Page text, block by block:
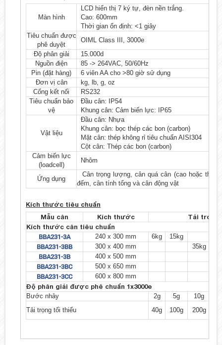
Màn hình
LCD hiển thị 7 ký tự, đèn nền trắng.
Cao: 600mm
Thời gian ổn định: <1 giây
Tiêu chuẩn được
phê duyệt
OIML Class III, 3000e
Độ phân giải
15.000d
Nguồn điện
85 -> 264VAC, 50/60Hz
Pin (đặt hàng)
6 viên AA cho >80 giờ sử dụng
Đơn vị cân
kg, lb, g, oz
Cổng kết nối
RS232
Tiêu chuẩn bảo
vệ
Đầu cân: IP54
Khung cân: Cảm biến lực: IP65
Vật liệu
Đầu cân: Nhựa
Khung cân: bọc thép các bon (carbon)
Mặt cân: thép không rỉ tiêu chuẩn AISI304
Cột cân: Thép các bon (carbon)
Cảm biến lực
(loadcell)
Nhôm
Ứng dụng
Cân trọng lượng, cân quá cân (cao hoặc thấp
đếm, cân tính tổng và cân động vật
Kích thước tiêu chuẩn
Mẫu cân
Kích thước
Tải trọng
Kích thước cân tiêu chuẩn
BBA231-3A 240 x 300 mm 6kg 15kg
BBA231-3BB 300 x 400 mm 35kg
BBA231-3B 400 x 500 mm
BBA231-3BC 500 x 650 mm
BBA231-3CC 600 x 800 mm
Độ phân giải được phê chuẩn 1x3000e
Bước nhảy 2g 5g 10g
Tải trọng tối thiểu
40g 100g 200g